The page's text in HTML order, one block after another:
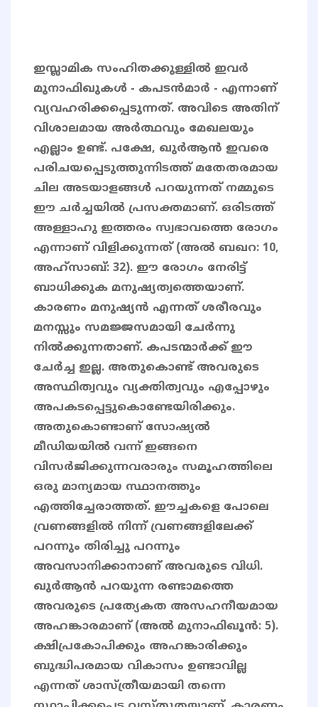
ഇസ്ലാമിക സംഹിതക്കുള്ളിൽ ഇവർ
മുനാഫിഖുകൾ - കപടൻമാർ - എന്നാണ്
വ്യവഹരിക്കപ്പെടുന്നത്. അവിടെ അതിന്
വിശാലമായ അർത്ഥവും മേഖലയും
എല്ലാം ഉണ്ട്. പക്ഷേ, ഖുർആൻ ഇവരെ
പരിചയപ്പെടുത്തുന്നിടത്ത് മതേതരമായ
ചില അടയാളങ്ങൾ പറയുന്നത് നമ്മുടെ
ഈ ചർച്ചയിൽ പ്രസക്തമാണ്. ഒരിടത്ത്
അള്ളാഹു ഇത്തരം സ്വഭാവത്തെ രോഗം
എന്നാണ് വിളിക്കുന്നത് (അൽ ബഖറ: 10,
അഹ്സാബ്: 32). ഈ രോഗം നേരിട്ട്
ബാധിക്കുക മനുഷ്യത്വത്തെയാണ്.
കാരണം മനുഷ്യൻ എന്നത് ശരീരവും
മനസ്സും സമജ്ജസമായി ചേർന്നു
നിൽക്കുന്നതാണ്. കപടന്മാർക്ക് ഈ
ചേർച്ച ഇല്ല. അതുകൊണ്ട് അവരുടെ
അസ്ഥിത്വവും വ്യക്തിത്വവും എപ്പോഴും
അപകടപ്പെട്ടുകൊണ്ടേയിരിക്കും.
അതുകൊണ്ടാണ് സോഷ്യൽ
മീഡിയയിൽ വന്ന് ഇങ്ങനെ
വിസർജിക്കുന്നവരാരും സമൂഹത്തിലെ
ഒരു മാന്യമായ സ്ഥാനത്തും
എത്തിച്ചേരാത്തത്. ഈച്ചകളെ പോലെ
വ്രണങ്ങളിൽ നിന്ന് വ്രണങ്ങളിലേക്ക്
പറന്നും തിരിച്ചു പറന്നും
അവസാനിക്കാനാണ് അവരുടെ വിധി.
ഖുർആൻ പറയുന്ന രണ്ടാമത്തെ
അവരുടെ പ്രത്യേകത അസഹനീയമായ
അഹങ്കാരമാണ് (അൽ മുനാഫിഖൂൻ: 5).
ക്ഷിപ്രകോപിക്കും അഹങ്കാരിക്കും
ബുദ്ധിപരമായ വികാസം ഉണ്ടാവില്ല
എന്നത് ശാസ്ത്രീയമായി തന്നെ